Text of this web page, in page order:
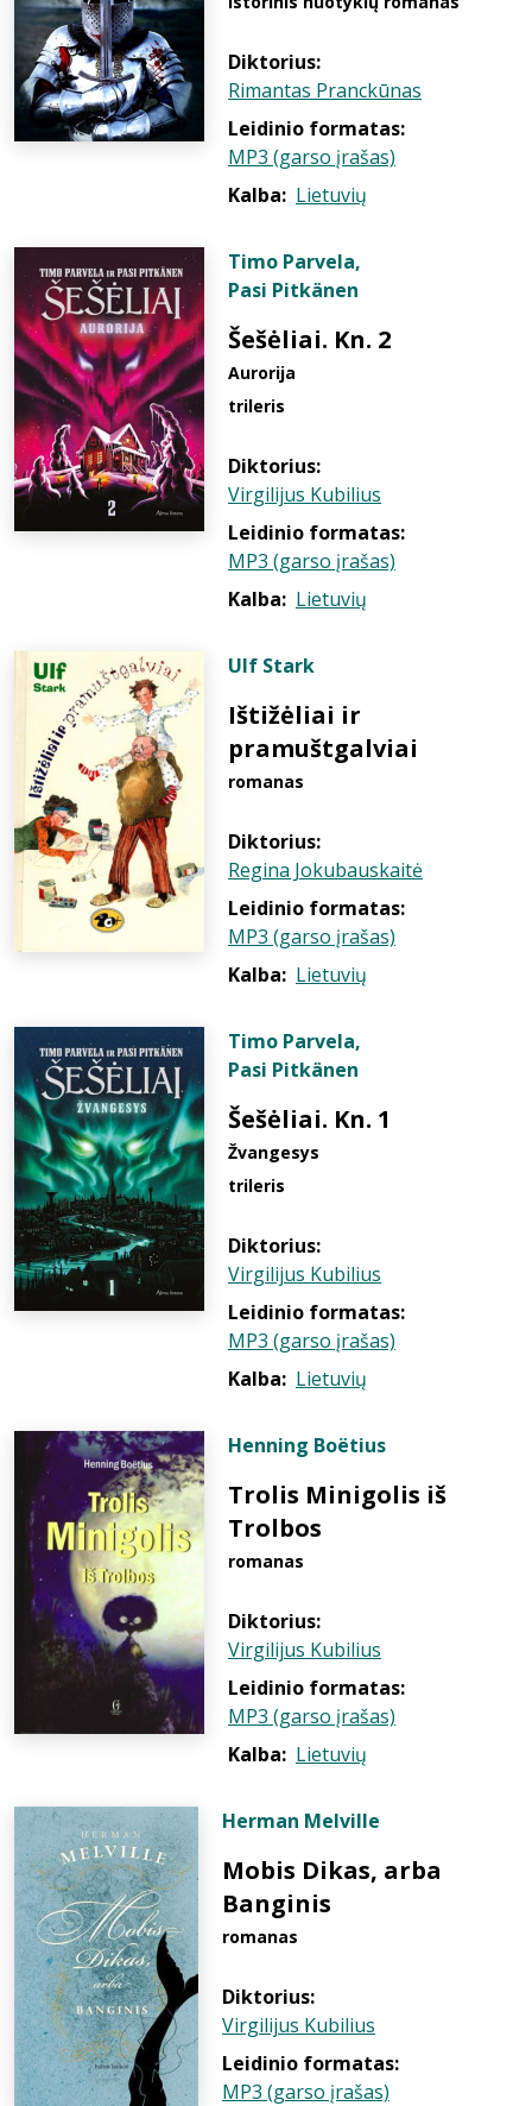
Diktorius:
Rimantas Pranckūnas
Leidinio formatas:
MP3 (garso įrašas)
Kalba: Lietuvių
Timo Parvela,
Pasi Pitkänen
Šešėliai. Kn. 2
Aurorija
trileris
Diktorius:
Virgilijus Kubilius
Leidinio formatas:
MP3 (garso įrašas)
Kalba: Lietuvių
Ulf Stark
Ištižėliai ir
pramuštgalviai
romanas
Diktorius:
Regina Jokubauskaitė
Leidinio formatas:
MP3 (garso įrašas)
Kalba: Lietuvių
Timo Parvela,
Pasi Pitkänen
Šešėliai. Kn. 1
Žvangesys
trileris
Diktorius:
Virgilijus Kubilius
Leidinio formatas:
MP3 (garso įrašas)
Kalba: Lietuvių
Henning Boëtius
Trolis Minigolis iš
Trolbos
romanas
Diktorius:
Virgilijus Kubilius
Leidinio formatas:
MP3 (garso įrašas)
Kalba: Lietuvių
Herman Melville
Mobis Dikas, arba
Banginis
romanas
Diktorius:
Virgilijus Kubilius
Leidinio formatas:
MP3 (garso įrašas)